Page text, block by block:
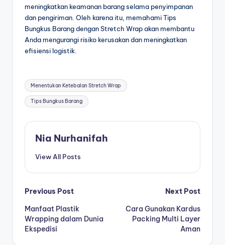
meningkatkan keamanan barang selama penyimpanan
dan pengiriman. Oleh karena itu, memahami Tips
Bungkus Barang dengan Stretch Wrap akan membantu
Anda mengurangi risiko kerusakan dan meningkatkan
efisiensi logistik.
Menentukan Ketebalan Stretch Wrap
Tips Bungkus Barang
Nia Nurhanifah
View All Posts
Previous Post
Manfaat Plastik
Wrapping dalam Dunia
Ekspedisi
Next Post
Cara Gunakan Kardus
Packing Multi Layer
Aman